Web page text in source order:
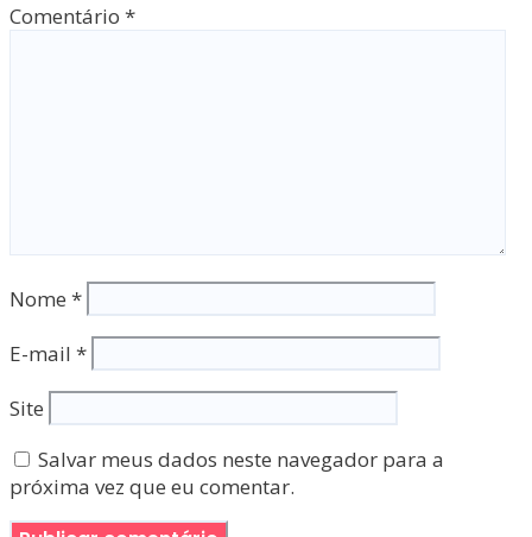
Comentário *
Nome *
E-mail *
Site
Salvar meus dados neste navegador para a
próxima vez que eu comentar.